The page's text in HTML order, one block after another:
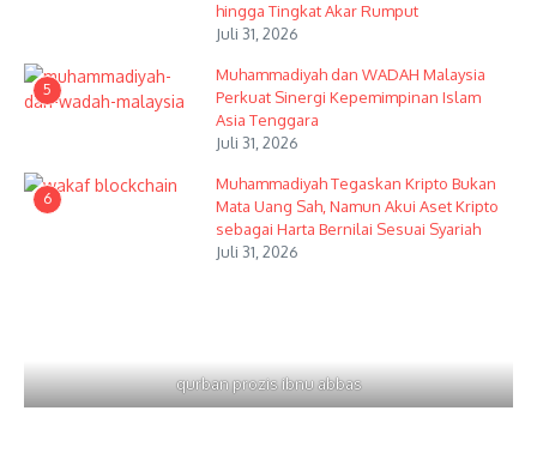
hingga Tingkat Akar Rumput
Juli 31, 2026
5
Muhammadiyah dan WADAH Malaysia
Perkuat Sinergi Kepemimpinan Islam
Asia Tenggara
Juli 31, 2026
6
Muhammadiyah Tegaskan Kripto Bukan
Mata Uang Sah, Namun Akui Aset Kripto
sebagai Harta Bernilai Sesuai Syariah
Juli 31, 2026
qurban prozis ibnu abbas